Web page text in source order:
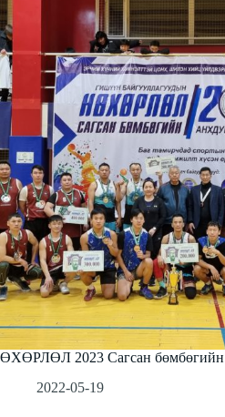
ӨХӨРЛӨЛ 2023 Сагсан бөмбөгийн
2022-05-19